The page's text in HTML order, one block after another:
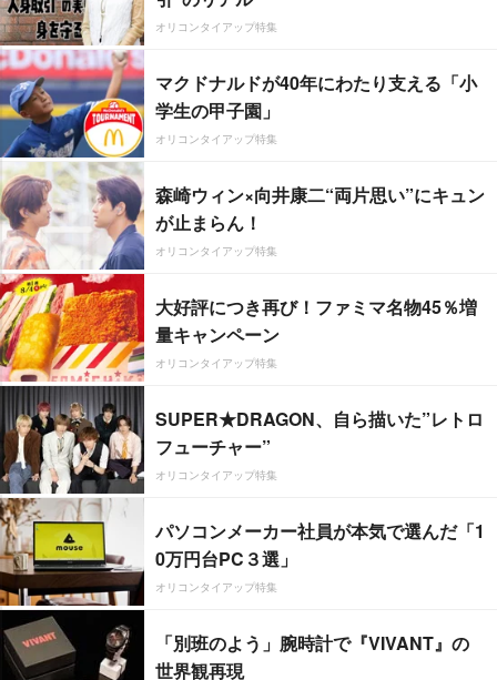
オリコンタイアップ特集
マクドナルドが40年にわたり支える「小
学生の甲子園」
オリコンタイアップ特集
森崎ウィン×向井康二“両片思い”にキュン
が止まらん！
オリコンタイアップ特集
大好評につき再び！ファミマ名物45％増
量キャンペーン
オリコンタイアップ特集
SUPER★DRAGON、自ら描いた”レトロ
フューチャー”
オリコンタイアップ特集
パソコンメーカー社員が本気で選んだ「1
0万円台PC３選」
オリコンタイアップ特集
「別班のよう」腕時計で『VIVANT』の
世界観再現